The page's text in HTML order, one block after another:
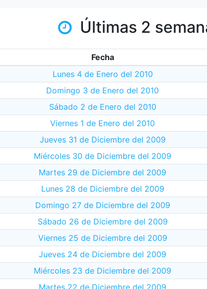
Últimas 2
Fecha
Lunes 4 de Enero del 2010
Domingo 3 de Enero del 2010
Sábado 2 de Enero del 2010
Viernes 1 de Enero del 2010
Jueves 31 de Diciembre del 2009
Miércoles 30 de Diciembre del 2009
Martes 29 de Diciembre del 2009
Lunes 28 de Diciembre del 2009
Domingo 27 de Diciembre del 2009
Sábado 26 de Diciembre del 2009
Viernes 25 de Diciembre del 2009
Jueves 24 de Diciembre del 2009
Miércoles 23 de Diciembre del 2009
Martes 22 de Diciembre del 2009